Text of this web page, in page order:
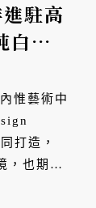
駐高
白建
惟藝術中
打造，
，也期盼